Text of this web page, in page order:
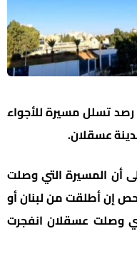
مسيرة للأجواء
التي وصلت
من لبنان أو
عسقلان انفجرت